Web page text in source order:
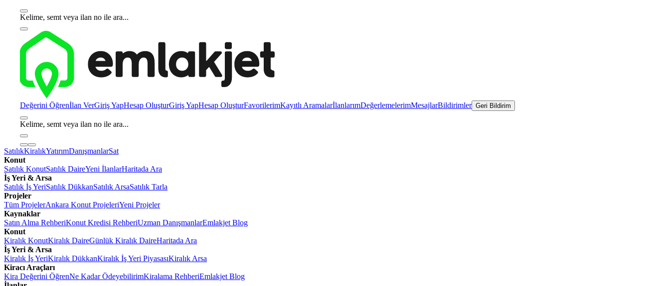
Kelime, semt veya ilan no ile ara...
Değerini Öğrenİlan VerGiriş YapHesap OluşturGiriş YapHesap OluşturFavorilerimKayıtlı AramalarİlanlarımDeğerlemelerimMesajlarBildirimler Geri Bildirim
Kelime, semt veya ilan no ile ara...
SatılıkKiralıkYatırımDanışmanlarSat
Konut
Satılık KonutSatılık DaireYeni İlanlarHaritada Ara
İş Yeri & Arsa
Satılık İş YeriSatılık DükkanSatılık ArsaSatılık Tarla
Projeler
Tüm ProjelerAnkara Konut ProjeleriYeni Projeler
Kaynaklar
Satın Alma RehberiKonut Kredisi RehberiUzman DanışmanlarEmlakjet Blog
Konut
Kiralık KonutKiralık DaireGünlük Kiralık DaireHaritada Ara
İş Yeri & Arsa
Kiralık İş YeriKiralık DükkanKiralık İş Yeri PiyasasıKiralık Arsa
Kiracı Araçları
Kira Değerini ÖğrenNe Kadar ÖdeyebilirimKiralama RehberiEmlakjet Blog